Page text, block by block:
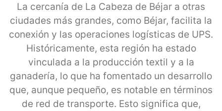
La cercanía de La Cabeza de Béjar a otras
ciudades más grandes, como Béjar, facilita la
conexión y las operaciones logísticas de UPS.
Históricamente, esta región ha estado
vinculada a la producción textil y a la
ganadería, lo que ha fomentado un desarrollo
que, aunque pequeño, es notable en términos
de red de transporte. Esto significa que,